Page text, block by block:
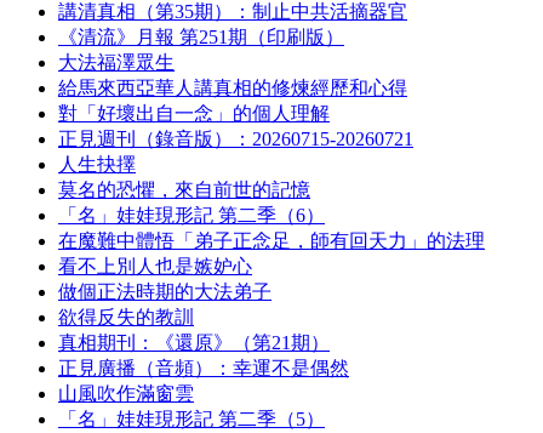
講清真相（第35期）：制止中共活摘器官
《清流》月報 第251期（印刷版）
大法福澤眾生
給馬來西亞華人講真相的修煉經歷和心得
對「好壞出自一念」的個人理解
正見週刊（錄音版）：20260715-20260721
人生抉擇
莫名的恐懼，來自前世的記憶
「名」娃娃現形記 第二季（6）
在魔難中體悟「弟子正念足，師有回天力」的法理
看不上別人也是嫉妒心
做個正法時期的大法弟子
欲得反失的教訓
真相期刊：《還原》（第21期）
正見廣播（音頻）：幸運不是偶然
山風吹作滿窗雲
「名」娃娃現形記 第二季（5）